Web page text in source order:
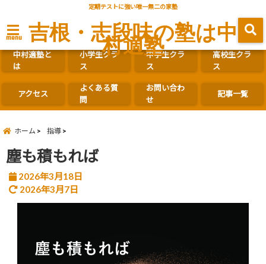
定期テストに強い唯一無二の家塾
menu 吉根・志段味の塾は中
村適塾
中村適塾と
は
小学生クラ
ス
中学生クラ
ス
高校生クラ
ス
アクセス
よくある質
問
お問い合わ
せ
記事一覧
ホーム 指導
塵も積もれば
2026年3月18日
2026年3月7日